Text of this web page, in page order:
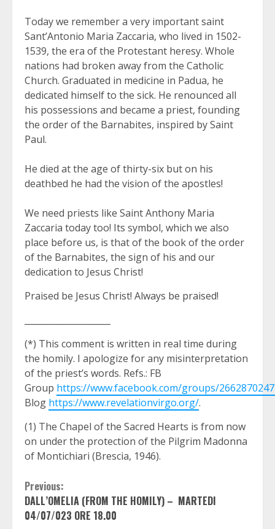
Today we remember a very important saint
Sant’Antonio Maria Zaccaria, who lived in 1502-
1539, the era of the Protestant heresy. Whole
nations had broken away from the Catholic
Church. Graduated in medicine in Padua, he
dedicated himself to the sick. He renounced all
his possessions and became a priest, founding
the order of the Barnabites, inspired by Saint
Paul.
He died at the age of thirty-six but on his
deathbed he had the vision of the apostles!
We need priests like Saint Anthony Maria
Zaccaria today too! Its symbol, which we also
place before us, is that of the book of the order
of the Barnabites, the sign of his and our
dedication to Jesus Christ!
Praised be Jesus Christ! Always be praised!
(*) This comment is written in real time during
the homily. I apologize for any misinterpretation
of the priest’s words. Refs.: FB
Group https://www.facebook.com/groups/
Blog https://www.revelationvirgo.org/.
(1) The Chapel of the Sacred Hearts is from now
on under the protection of the Pilgrim Madonna
of Montichiari (Brescia, 1946).
Continue
Reading
Previous:
DALL’OMELIA (FROM THE HOMILY) – MARTEDI
04/07/023 ORE 18.00